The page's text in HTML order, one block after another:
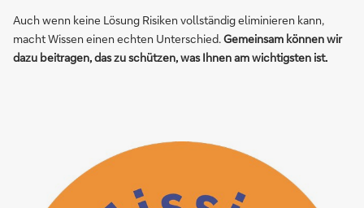
Auch wenn keine Lösung Risiken vollständig eliminieren kann,
macht Wissen einen echten Unterschied.Gemeinsam können wir
dazu beitragen, das zu schützen, was Ihnen am wichtigsten ist.